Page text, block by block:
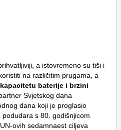
a istovremeno su tiši i
na različitim prugama, a
baterije i brzini
Svjetskog dana
dana koji je proglasio
s 80. godišnjicom
ovih sedamnaest ciljeva